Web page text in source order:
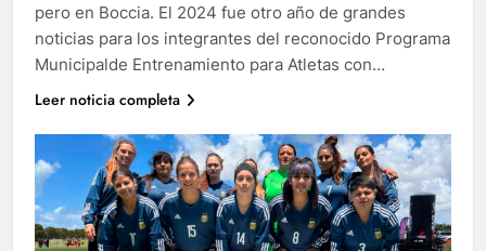
pero en Boccia. El 2024 fue otro año de grandes
noticias para los integrantes del reconocido Programa
Municipalde Entrenamiento para Atletas con…
Leer noticia completa